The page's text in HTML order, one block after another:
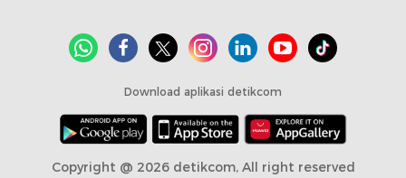
Download aplikasi detikcom
Copyright @ 2026 detikcom, All right reserved